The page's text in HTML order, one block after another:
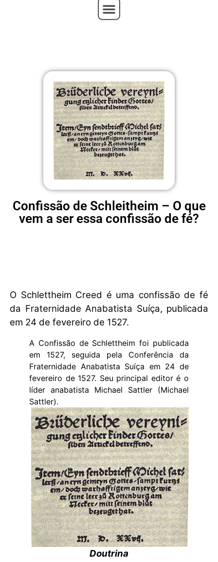
Confissão de Schleitheim – O que
vem a ser essa confissão de fé?
O Schlettheim Creed é uma confissão de fé
da Fraternidade Anabatista Suíça, publicada
em 24 de fevereiro de 1527.
A Confissão de Schlettheim foi publicada
em 1527, seguida pela Conferência da
Fraternidade Anabatista Suíça em 24 de
fevereiro de 1527. Seu principal editor é o
líder anabatista Michael Sattler (Michael
Sattler).
Doutrina